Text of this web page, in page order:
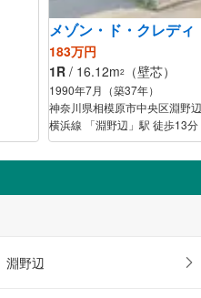
メゾン・ド・クレディ
183万円
1R / 16.12m2 （壁芯）
1990年7月（築37年）
神奈川県相模原市中央区淵野
横浜線 「淵野辺」駅 徒歩13分
淵野辺